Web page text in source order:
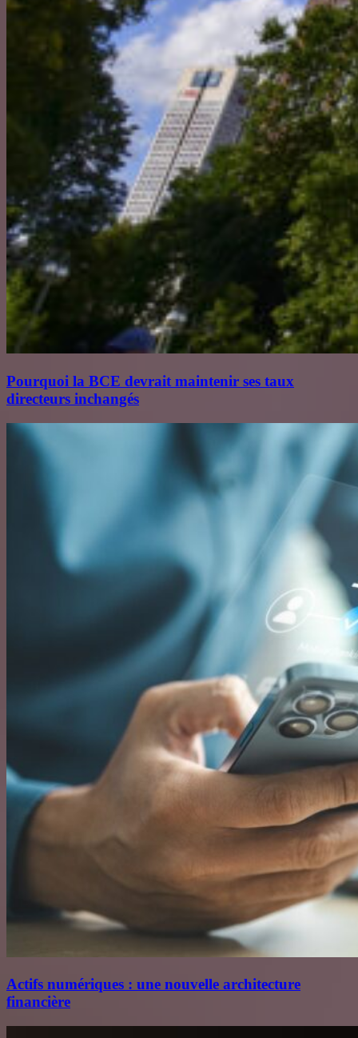
Pourquoi la BCE devrait maintenir ses taux
directeurs inchangés
Actifs numériques : une nouvelle architecture
financière